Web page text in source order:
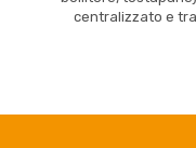
centralizzato e